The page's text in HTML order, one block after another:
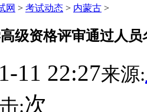
网 > 考试动态 > 内蒙古 >
级资格评审通过人
11 22:27来源:
:次